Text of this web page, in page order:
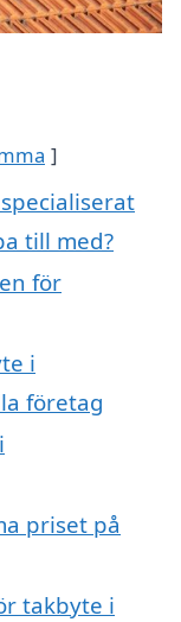
till med?
för
i
företag
priset på
takbyte i